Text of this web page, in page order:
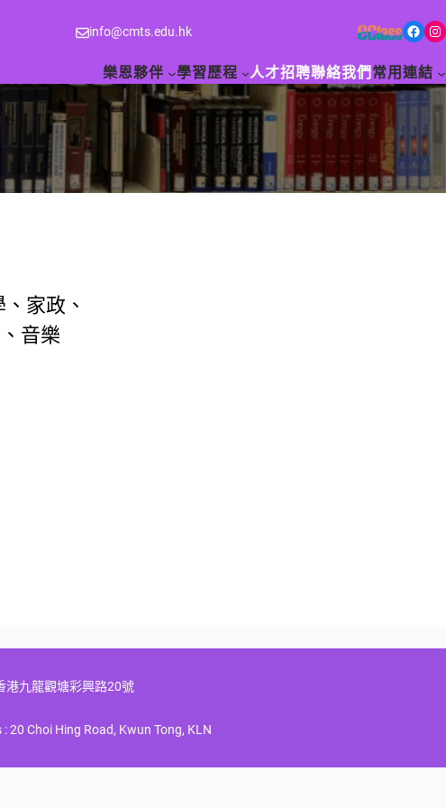
info@cmts.edu.hk Facebook Instagram
樂恩夥伴 學習歷程 人才招聘聯絡我們 常用連結
家政、
音樂
港九龍觀塘彩興路20號
: 20 Choi Hing Road, Kwun Tong, KLN